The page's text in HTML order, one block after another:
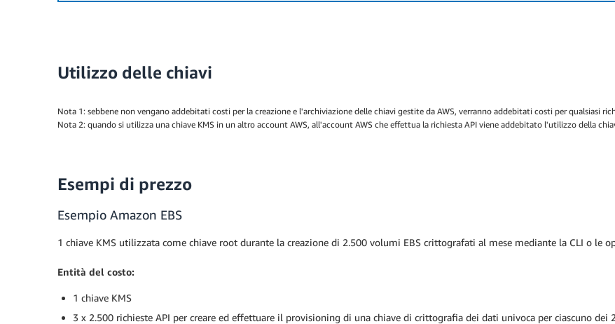
Utilizzo delle chiavi
Nota 1: sebbene non vengano addebitati costi per la creazione e l'archiviazione delle chiavi gestite da AWS, verranno addebitati costi per qualsiasi
Nota 2: quando si utilizza una chiave KMS in un altro account AWS, all'account AWS che effettua la richiesta API viene addebitato l'utilizzo della
Esempi di prezzo
Esempio Amazon EBS
1 chiave KMS utilizzata come chiave root durante la creazione di 2.500 volumi EBS crittografati al mese mediante la CLI o le
Entità del costo:
1 chiave KMS
3 x 2.500 richieste API per creare ed effettuare il provisioning di una chiave di crittografia dei dati univoca per ciascuno dei